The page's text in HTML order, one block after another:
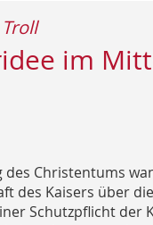
im
Christentums
des Kaisers über
Schutzpflicht der